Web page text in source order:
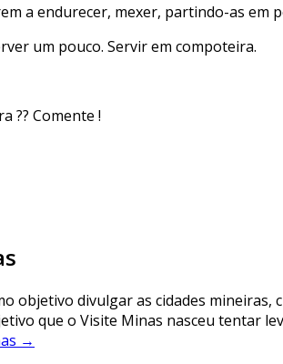
a endurecer, mexer, partindo-as em
um pouco. Servir em compoteira.
?? Comente !
objetivo divulgar as cidades
que o Visite Minas nasceu tentar
→